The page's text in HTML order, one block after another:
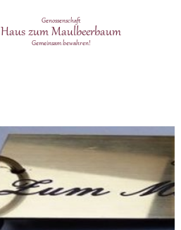
Genossenschaft
Haus zum Maulbeerbaum
Gemeinsam bewahren!